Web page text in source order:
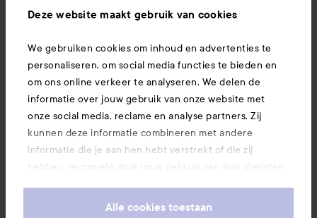
Deze website maakt gebruik van cookies
We gebruiken cookies om inhoud en advertenties te
personaliseren, om social media functies te bieden en
om ons online verkeer te analyseren. We delen de
informatie over jouw gebruik van onze website met
onze social media, reclame en analyse partners. Zij
kunnen deze informatie combineren met andere
informatie die je aan hen hebt verstrekt of die zij
hebben verzameld door jouw gebruik van hun diensten.
website te blijven gebruiken. Voor meer informatie over
Alle cookies toestaan
Ook interessant
Download hier onze app